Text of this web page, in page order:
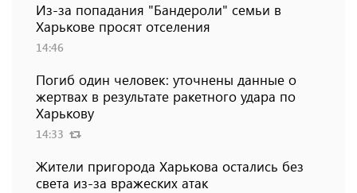
Из-за попадания "Бандероли" семьи в
Харькове просят отселения
14:46
Погиб один человек: уточнены данные о
жертвах в результате ракетного удара по
Харькову
14:33
Жители пригорода Харькова остались без
света из-за вражеских атак